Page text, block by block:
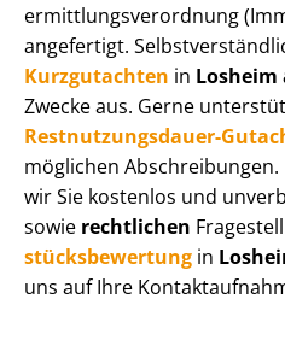
ermitt­lungs­ver­ord­nung
angefertigt.
Kurzgutachten in Losheim
Zwecke aus. Gerne
Rest­nut­zungs­dau­er-
möglichen
wir Sie kostenlos und
sowie rechtlichen
stücks­be­wer­tung in
uns auf Ihre